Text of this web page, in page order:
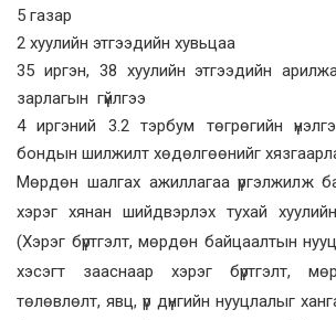
5 газар
2 хуулийн этгээдийн хувьцаа
35 иргэн, 38 хуулийн этгээдийн
зарлагын гүйлгээ
4 иргэний 3.2 тэрбум төгрөгийн
бондын шилжилт хөдөлгөөнийг
Мөрдөн шалгах ажиллагаа үргэлжилж
хэрэг хянан шийдвэрлэх тухай
(Хэрэг бүртгэлт, мөрдөн байцаалтын
хэсэгт зааснаар хэрэг бүртгэлт,
төлөвлөлт, явц, үр дүнгийн нууцлалыг